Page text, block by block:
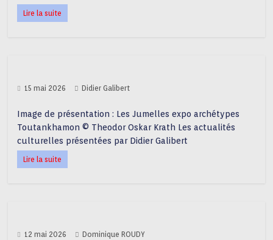
Lire la suite
15 mai 2026 Didier Galibert
Image de présentation : Les Jumelles expo archétypes
Toutankhamon © Theodor Oskar Krath Les actualités
culturelles présentées par Didier Galibert
Lire la suite
12 mai 2026 Dominique ROUDY